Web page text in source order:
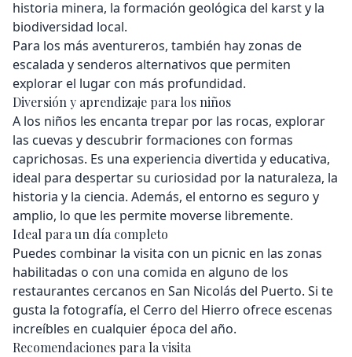
historia minera, la formación geológica del karst y la
biodiversidad local.
Para los más aventureros, también hay zonas de
escalada y senderos alternativos que permiten
explorar el lugar con más profundidad.
Diversión y aprendizaje para los niños
A los niños les encanta trepar por las rocas, explorar
las cuevas y descubrir formaciones con formas
caprichosas. Es una experiencia divertida y educativa,
ideal para despertar su curiosidad por la naturaleza, la
historia y la ciencia. Además, el entorno es seguro y
amplio, lo que les permite moverse libremente.
Ideal para un día completo
Puedes combinar la visita con un picnic en las zonas
habilitadas o con una comida en alguno de los
restaurantes cercanos en San Nicolás del Puerto. Si te
gusta la fotografía, el Cerro del Hierro ofrece escenas
increíbles en cualquier época del año.
Recomendaciones para la visita